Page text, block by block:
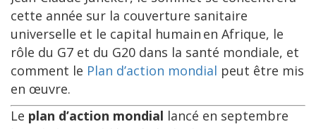
cette année sur la couverture sanitaire
universelle et le capital humain en Afrique, le
rôle du G7 et du G20 dans la santé mondiale, et
comment le Plan d’action mondial peut être mis
en œuvre.
Le plan d’action mondial lancé en septembre